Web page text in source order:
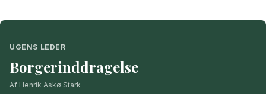
UGENS LEDER
Borgerinddragelse
Af Henrik Askø Stark